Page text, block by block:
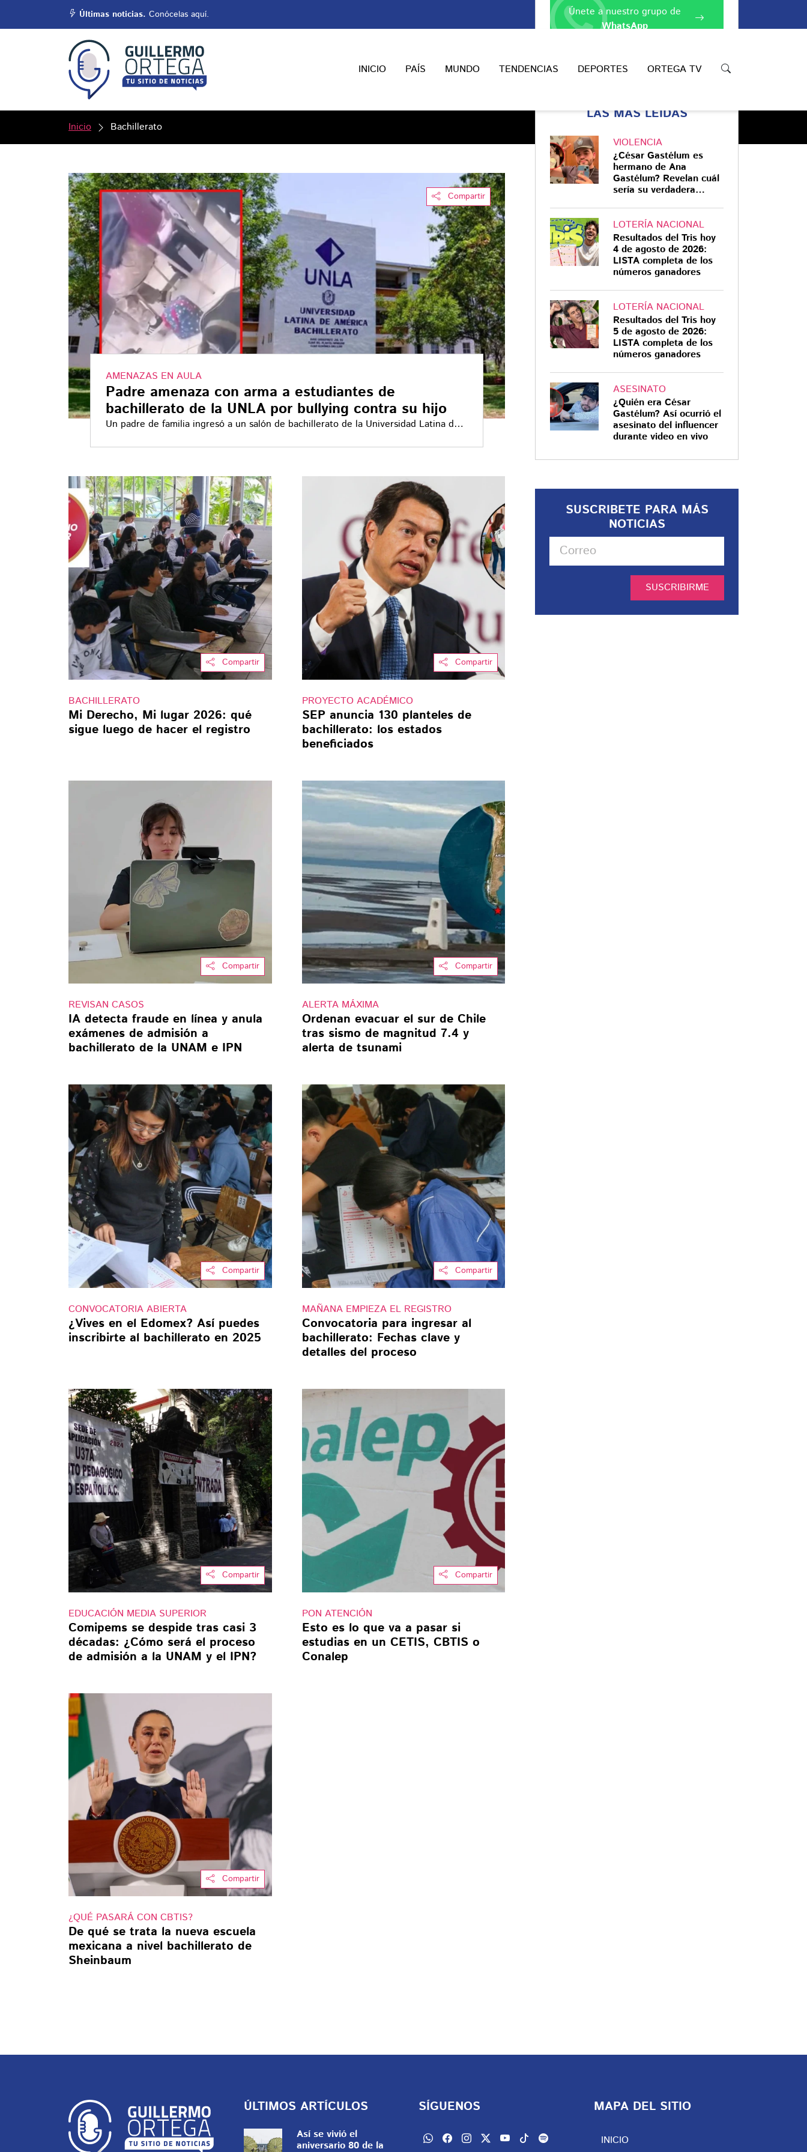
Últimas noticias. Conócelas aquí.
INICIO PAÍS MUNDO TENDENCIAS DEPORTES ORTEGA TV
Inicio Bachillerato
Compartir
AMENAZAS EN AULA
Padre amenaza con arma a estudiantes de
bachillerato de la UNLA por bullying contra su hijo
Un padre de familia ingresó a un salón de bachillerato de la Universidad Latina de
Compartir
ECOEMS
¿Olvidaste inscribirte
a Mi Derecho, Mi
Lugar? SEP anuncia
nuevo periodo de
inscripciones
SEP anuncia periodo
extraordinario de inscripción para
Compartir
BACHILLERATO
Mi Derecho, Mi lugar 2026: qué
sigue luego de hacer el registro
Compartir
PROYECTO ACADÉMICO
SEP anuncia 130 planteles de
bachillerato: los estados
beneficiados
Compartir
REVISAN CASOS
IA detecta fraude en línea y anula
exámenes de admisión a
bachillerato de la UNAM e IPN
Compartir
ALERTA MÁXIMA
Ordenan evacuar el sur de Chile
tras sismo de magnitud 7.4 y
alerta de tsunami
Compartir
CONVOCATORIA ABIERTA
¿Vives en el Edomex? Así puedes
inscribirte al bachillerato en 2025
Compartir
MAÑANA EMPIEZA EL REGISTRO
Convocatoria para ingresar al
bachillerato: Fechas clave y
detalles del proceso
Compartir
EDUCACIÓN MEDIA SUPERIOR
Comipems se despide tras casi 3
décadas: ¿Cómo será el proceso
de admisión a la UNAM y el IPN?
Compartir
PON ATENCIÓN
Esto es lo que va a pasar si
estudias en un CETIS, CBTIS o
Conalep
Compartir
¿QUÉ PASARÁ CON CBTIS?
De qué se trata la nueva escuela
mexicana a nivel bachillerato de
Sheinbaum
Únete a nuestro grupo de
WhatsApp
LAS MÁS LEÍDAS
VIOLENCIA
¿César Gastélum es
hermano de Ana
Gastélum? Revelan cuál
sería su verdadera
LOTERÍA NACIONAL
Resultados del Tris hoy
4 de agosto de 2026:
LISTA completa de los
números ganadores
LOTERÍA NACIONAL
Resultados del Tris hoy
5 de agosto de 2026:
LISTA completa de los
números ganadores
ASESINATO
¿Quién era César
Gastélum? Así ocurrió el
asesinato del influencer
durante video en vivo
SUSCRIBETE PARA MÁS
NOTICIAS
SUSCRIBIRME
ÚLTIMOS ARTÍCULOS
Así se vivió el
aniversario 80 de la
SÍGUENOS MAPA DEL SITIO
INICIO